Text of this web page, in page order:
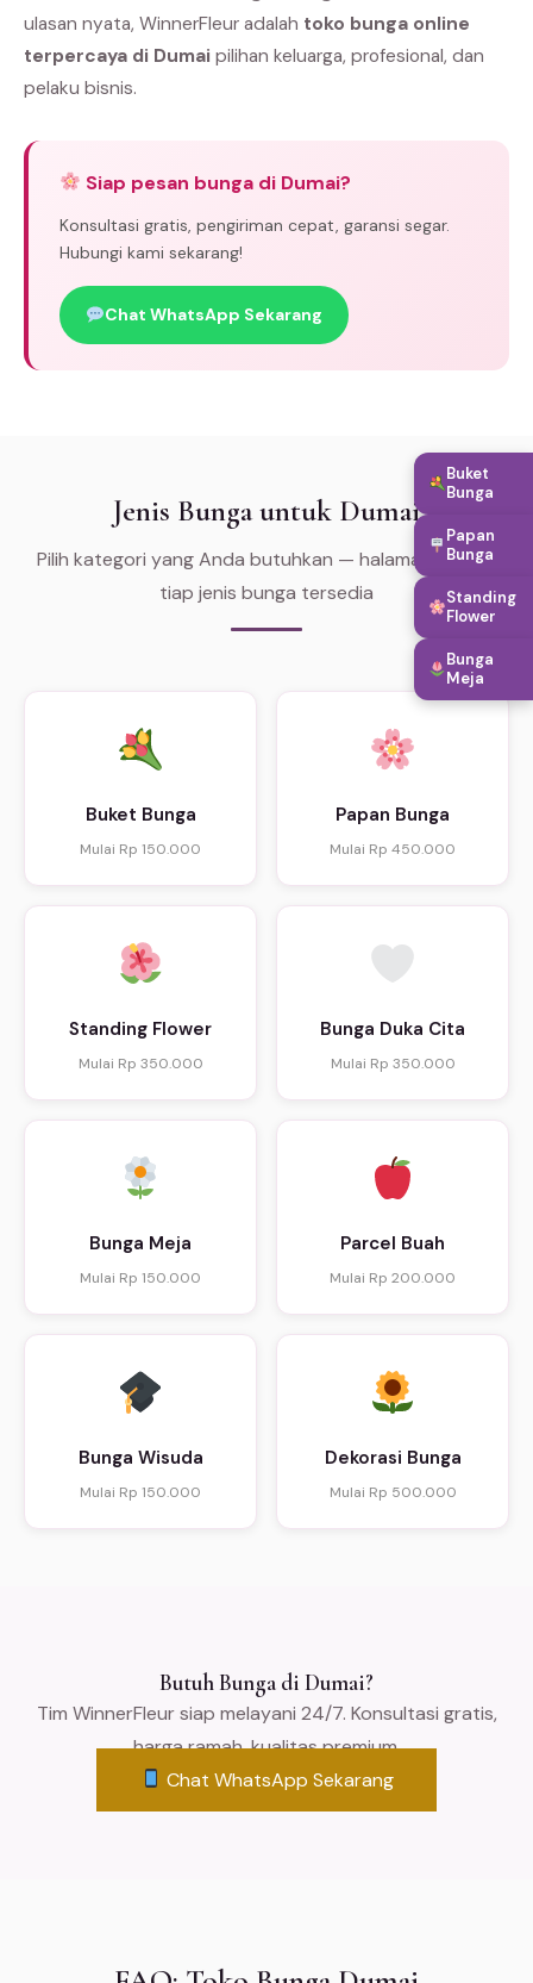
ulasan nyata, WinnerFleur adalah toko bunga online
terpercaya di Dumai pilihan keluarga, profesional, dan
pelaku bisnis.
Siap pesan bunga di Dumai?
Konsultasi gratis, pengiriman cepat, garansi segar.
Hubungi kami sekarang!
Chat WhatsApp Sekarang
Jenis Bunga untuk Dumai
Pilih kategori yang Anda butuhkan — halaman khusus
tiap jenis bunga tersedia
Buket Bunga
Mulai Rp 150.000
Papan Bunga
Mulai Rp 450.000
Standing Flower
Mulai Rp 350.000
Bunga Duka Cita
Mulai Rp 350.000
Bunga Meja
Mulai Rp 150.000
Parcel Buah
Mulai Rp 200.000
Bunga Wisuda
Mulai Rp 150.000
Dekorasi Bunga
Mulai Rp 500.000
Butuh Bunga di Dumai?
Tim WinnerFleur siap melayani 24/7. Konsultasi gratis,
harga ramah, kualitas premium.
Chat WhatsApp Sekarang
Buket
Bunga
Papan
Bunga
Standing
Flower
Bunga
Meja